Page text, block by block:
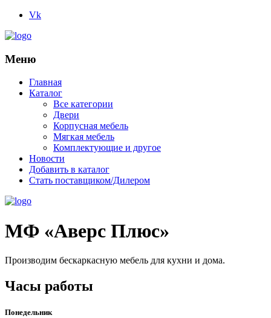
Vk
Меню
Главная
Каталог
Все категории
Двери
Корпусная мебель
Мягкая мебель
Комплектующие и другое
Новости
Добавить в каталог
Стать поставщиком/Дилером
МФ «Аверс Плюс»
Производим бескаркасную мебель для кухни и дома.
Часы работы
Понедельник